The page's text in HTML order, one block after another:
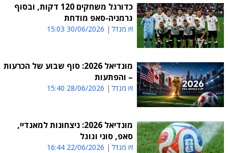
כדורגל משחקים 120 דקות, ובסוף
גרמניה-סאפ מודחת
זיו מנדל 30/06/2026 15:03
מונדיאל 2026: סוף שבוע של הכרעות
– והפתעות
זיו מנדל 28/06/2026 15:40
מונדיאל 2026: ניצחונות למאנדיי,
סאפ, סוני וגוגל
זיו מנדל 22/06/2026 16:44